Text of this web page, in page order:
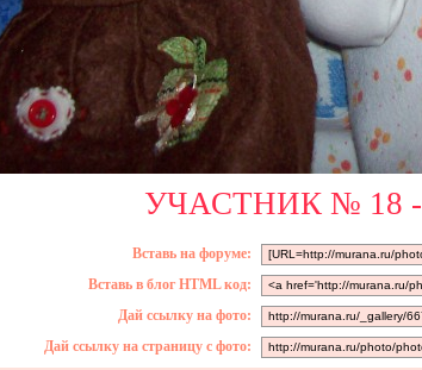
УЧАСТНИК № 18 -
Вставь на форуме:
Вставь в блог HTML код:
Дай ссылку на фото:
Дай ссылку на страницу с фото: